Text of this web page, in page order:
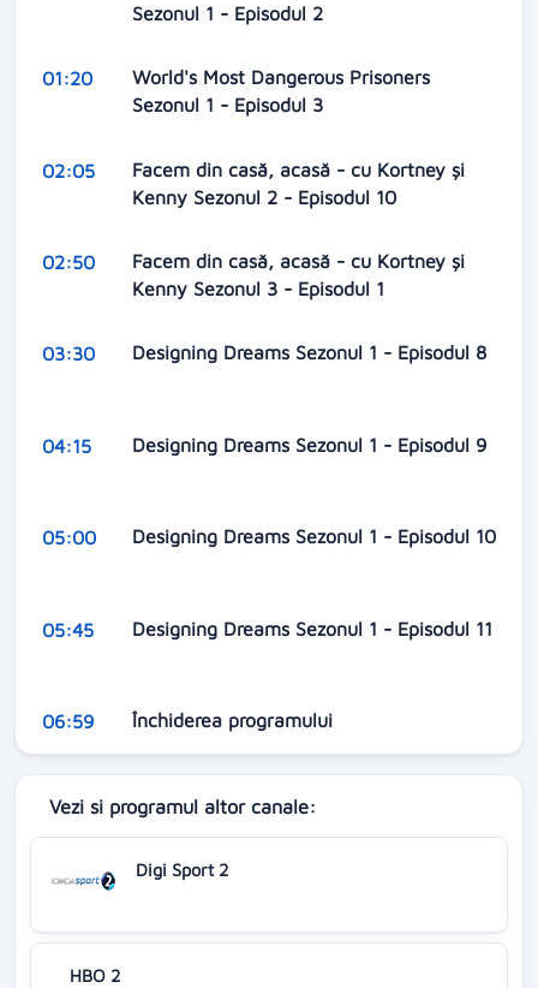
Sezonul 1 - Episodul 2
01:20
World's Most Dangerous Prisoners
Sezonul 1 - Episodul 3
02:05
Facem din casă, acasă - cu Kortney și
Kenny Sezonul 2 - Episodul 10
02:50
Facem din casă, acasă - cu Kortney și
Kenny Sezonul 3 - Episodul 1
03:30 Designing Dreams Sezonul 1 - Episodul 8
04:15 Designing Dreams Sezonul 1 - Episodul 9
05:00 Designing Dreams Sezonul 1 - Episodul 10
05:45 Designing Dreams Sezonul 1 - Episodul 11
06:59 Închiderea programului
Vezi si programul altor canale:
Digi Sport 2
HBO 2